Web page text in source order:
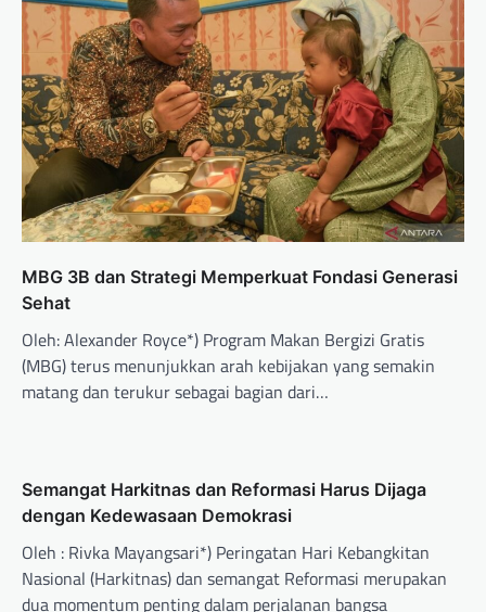
MBG 3B dan Strategi Memperkuat Fondasi Generasi
Sehat
Oleh: Alexander Royce*) Program Makan Bergizi Gratis
(MBG) terus menunjukkan arah kebijakan yang semakin
matang dan terukur sebagai bagian dari…
Semangat Harkitnas dan Reformasi Harus Dijaga
dengan Kedewasaan Demokrasi
Oleh : Rivka Mayangsari*) Peringatan Hari Kebangkitan
Nasional (Harkitnas) dan semangat Reformasi merupakan
dua momentum penting dalam perjalanan bangsa